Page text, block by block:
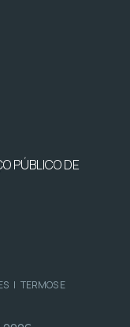
PÚBLICO DE
| TERMOS E